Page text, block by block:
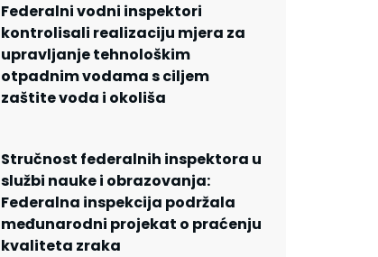
Federalni vodni inspektori
kontrolisali realizaciju mjera za
upravljanje tehnološkim
otpadnim vodama s ciljem
zaštite voda i okoliša
Stručnost federalnih inspektora u
službi nauke i obrazovanja:
Federalna inspekcija podržala
međunarodni projekat o praćenju
kvaliteta zraka